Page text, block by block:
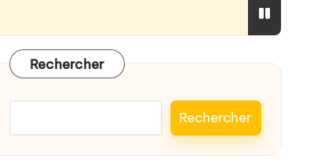
Rechercher
Rechercher